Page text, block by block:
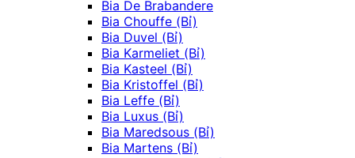
Bia De Brabandere
Bia Chouffe (Bỉ)
Bia Duvel (Bỉ)
Bia Karmeliet (Bỉ)
Bia Kasteel (Bỉ)
Bia Kristoffel (Bỉ)
Bia Leffe (Bỉ)
Bia Luxus (Bỉ)
Bia Maredsous (Bỉ)
Bia Martens (Bỉ)